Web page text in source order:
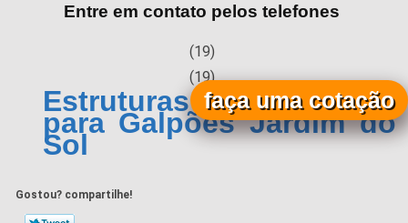
Entre em contato pelos telefones
(19)
(19)
Estruturas Metálicas
para Galpões Jardim do
Sol
Gostou? compartilhe!
faça uma cotação